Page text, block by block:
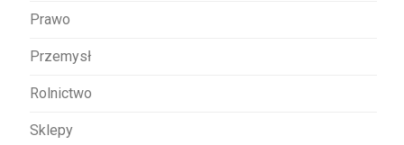
Prawo
Przemysł
Rolnictwo
Sklepy